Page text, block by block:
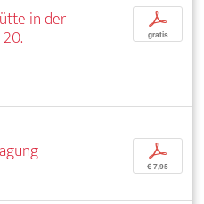
in der
p
gratis
p
€ 7,95